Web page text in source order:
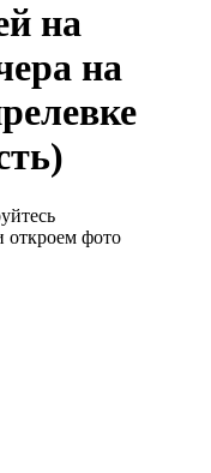
на
на
откроем фото